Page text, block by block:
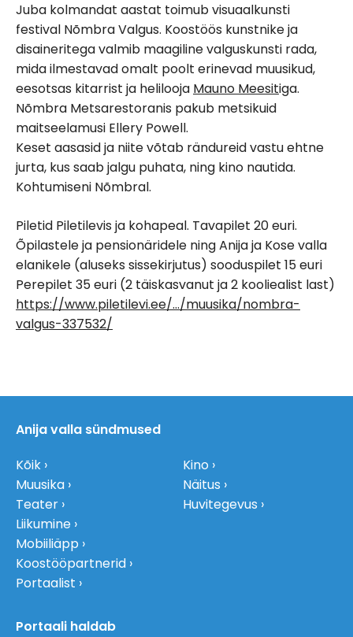
Juba kolmandat aastat toimub visuaalkunsti
festival Nõmbra Valgus. Koostöös kunstnike ja
disaineritega valmib maagiline valguskunsti rada,
mida ilmestavad omalt poolt erinevad muusikud,
eesotsas kitarrist ja helilooja Mauno Meesitiga.
Nõmbra Metsarestoranis pakub metsikuid
maitseelamusi Ellery Powell.
Keset aasasid ja niite võtab rändureid vastu ehtne
jurta, kus saab jalgu puhata, ning kino nautida.
Kohtumiseni Nõmbral.
Piletid Piletilevis ja kohapeal. Tavapilet 20 euri.
Õpilastele ja pensionäridele ning Anija ja Kose valla
elanikele (aluseks sissekirjutus) sooduspilet 15 euri
Perepilet 35 euri (2 täiskasvanut ja 2 kooliealist last)
https://www.piletilevi.ee/…/muusika/nombra-
valgus-337532/
Anija valla sündmused
Kõik
Muusika
Teater
Liikumine
Kino
Näitus
Huvitegevus
Mobiiliäpp
Koostööpartnerid
Portaalist
Portaali haldab